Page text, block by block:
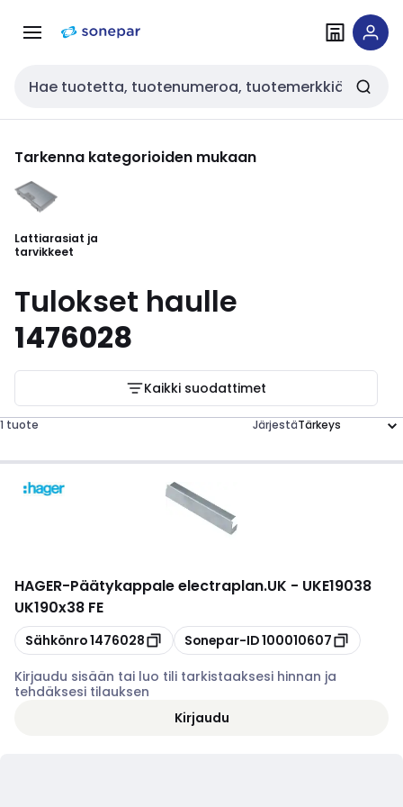
navigointiinsisältöön
Haku
Tarkenna kategorioiden mukaan
Lattiarasiat ja
tarvikkeet
Tulokset haulle
1476028
Kaikki suodattimet
1 tuote Järjestä
HAGER-Päätykappale electraplan.UK - UKE19038
UK190x38 FE
Kopioi
Sähkönro1476028 Kopioi
Sonepar-ID100010607
Kirjaudu sisään tai luo tili tarkistaaksesi hinnan ja
tehdäksesi tilauksen
Kirjaudu